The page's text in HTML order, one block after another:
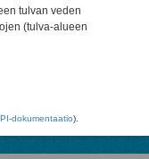
tulvan veden
(tulva-alueen
dokumentaatio).